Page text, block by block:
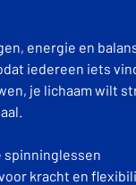
energie en
iedereen iets
je lichaam wilt
spinninglessen
kracht en